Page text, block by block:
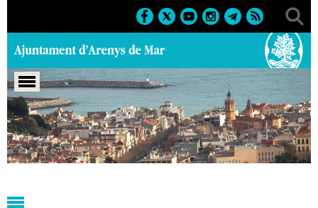
Portada > Regidories > Infància i Joventut > Agenda > 21-
03-2009